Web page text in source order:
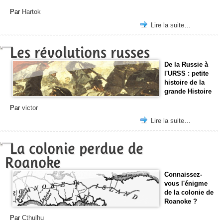
Par Hartok
Lire la suite…
Les révolutions russes
De la Russie à
l'URSS : petite
histoire de la
grande Histoire
Par victor
Lire la suite…
La colonie perdue de
Roanoke
Connaissez-
vous l'énigme
de la colonie de
Roanoke ?
Par Cthulhu